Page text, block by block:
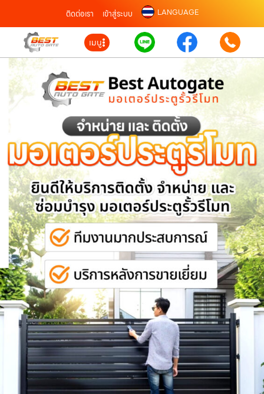
ติดต่อเรา เข้าสู่ระบบ LANGUAGE
เมนู